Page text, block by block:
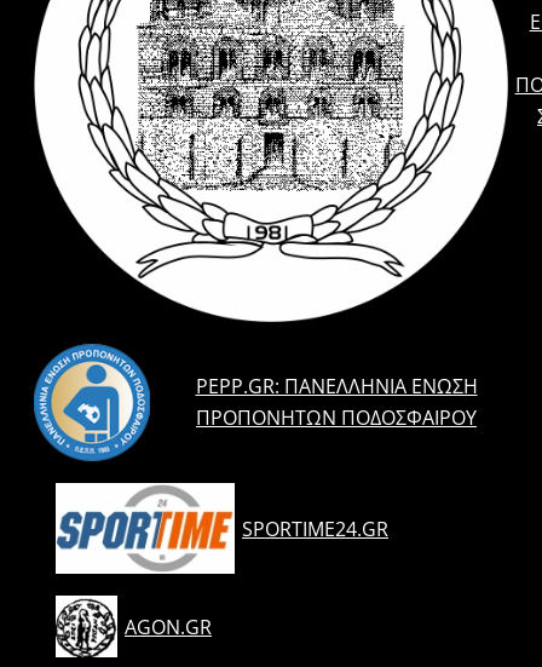
PEPP.GR: ΠΑΝΕΛΛΉΝΙΑ ΈΝΩΣΗ
ΠΡΟΠΟΝΗΤΏΝ ΠΟΔΟΣΦΑΊΡΟΥ
SPORTIME24.GR
AGON.GR